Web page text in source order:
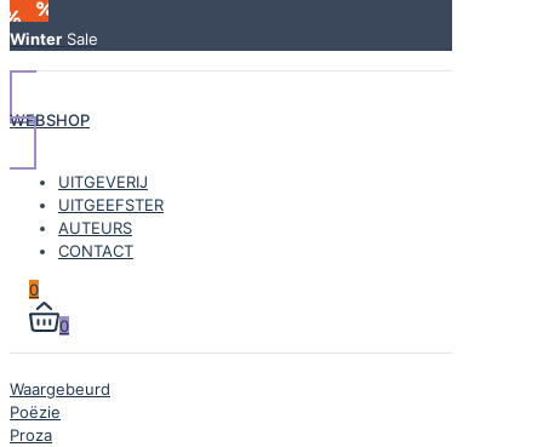
Winter Sale
WEBSHOP
UITGEVERIJ
UITGEEFSTER
AUTEURS
CONTACT
0
0
Waargebeurd
Poëzie
Proza